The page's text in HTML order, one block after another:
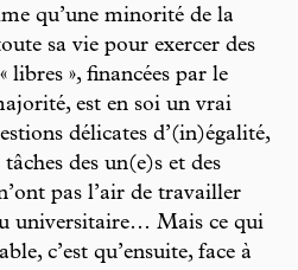
qu’une minorité de la
sa vie pour exercer des
libres », financées par le
est en soi un vrai
délicates d’(in)égalité,
des un(e)s et des
pas l’air de travailler
universitaire… Mais ce qui
c’est qu’ensuite, face à